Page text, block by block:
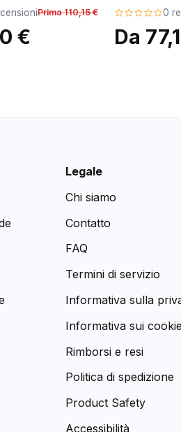
Prima 110,15 €
€
0
Da
Legale
Chi siamo
Contatto
FAQ
Termini di servizio
Informativa sulla
Informativa sui
Rimborsi e resi
Politica di spedizione
Product Safety
Accessibilità